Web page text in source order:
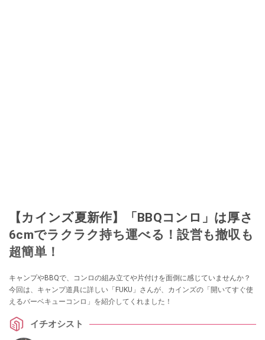
【カインズ夏新作】「BBQコンロ」は厚さ
6cmでラクラク持ち運べる！設営も撤収も
超簡単！
キャンプやBBQで、コンロの組み立てや片付けを面倒に感じていませんか？
今回は、キャンプ道具に詳しい「FUKU」さんが、カインズの「開いてすぐ使
えるバーベキューコンロ」を紹介してくれました！
イチオシスト